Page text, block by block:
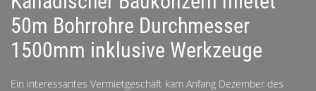
50m Bohrrohre Durchmesser
1500mm inklusive Werkzeuge
Ein interessantes Vermietgeschäft kam Anfang Dezember des